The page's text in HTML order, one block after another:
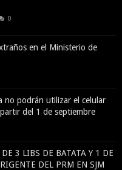
0
en el Ministerio de
no podrán utilizar el celular
del 1 de septiembre
3 LIBS DE BATATA Y 1 DE
DEL PRM EN SJM